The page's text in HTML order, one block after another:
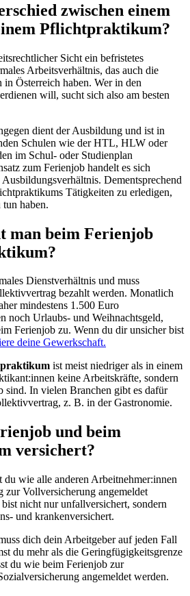
zwischen einem
Pflichtpraktikum?
Sicht ein befristetes
Arbeitsverhältnis, das auch die
in Österreich haben. Wer in den
will, sucht sich also am besten
dient der Ausbildung und ist in
Schulen wie der HTL, HLW oder
im Schul- oder Studienplan
zum Ferienjob handelt es sich
Dementsprechend
Tätigkeiten zu erledigen,
haben.
man beim Ferienjob
Dienstverhältnis und muss
bezahlt werden. Monatlich
mindestens 1.500 Euro
noch Urlaubs- und Weihnachtsgeld,
Ferienjob zu. Wenn du dir unsicher bist
deine Gewerkschaft.
ist meist niedriger als in einem
keine Arbeitskräfte, sondern
sind. In vielen Branchen gibt es dafür
z. B. in der Gastronomie.
und beim
versichert?
du wie alle anderen Arbeitnehmer:innen
zur Vollversicherung angemeldet
nicht nur unfallversichert, sondern
und krankenversichert.
dich dein Arbeitgeber auf jeden Fall
du mehr als die Geringfügigkeitsgrenze
du wie beim Ferienjob zur
angemeldet werden.